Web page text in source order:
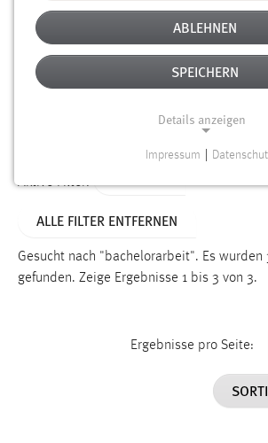
Erstellungsdatum
Alter
Aktive Filter:
ALLE FILTER ENTFERNEN
Gesucht nach "bachelorarbeit". Es wurden
gefunden. Zeige Ergebnisse 1 bis 3 von 3.
Ergebnisse pro Seite:
ABLEHNEN
SPEICHERN
Details anzeigen
Funktionen und sind für die
Einverständnis
cookie_consent
Dieser Cookie speichert die
Impressum